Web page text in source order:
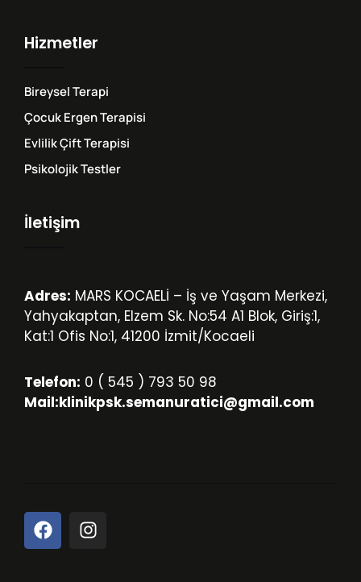
Hizmetler
Bireysel Terapi
Çocuk Ergen Terapisi
Evlilik Çift Terapisi
Psikolojik Testler
İletişim
Adres: MARS KOCAELİ – İş ve Yaşam Merkezi,
Yahyakaptan, Elzem Sk. No:54 A1 Blok, Giriş:1,
Kat:1 Ofis No:1, 41200 İzmit/Kocaeli
Telefon: 0 ( 545 ) 793 50 98
Mail:klinikpsk.semanuratici@gmail.com